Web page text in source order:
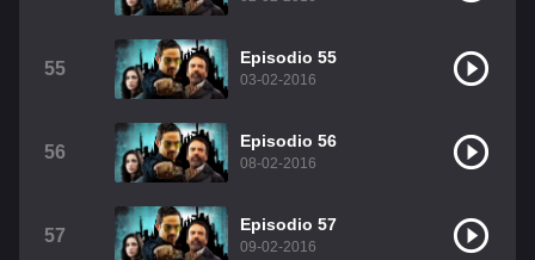
55
Episodio 55
03-02-2016
56
Episodio 56
08-02-2016
57
Episodio 57
09-02-2016